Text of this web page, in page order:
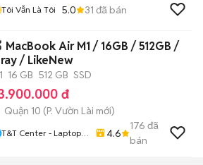
Tôi Vẫn Là Tôi 5.0 31 đã bán
MacBook Air M1 / 16GB / 512GB /
/ LikeNew
16 GB 512 GB SSD
đ
Quận 10 (P. Vườn Lài mới)
T&T Center - Laptop,
4.6
176 đã
bán